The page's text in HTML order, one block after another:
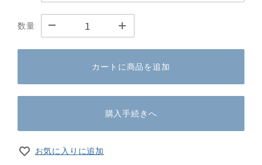
数量
カートに商品を追加
購入手続きへ
お気に入りに追加